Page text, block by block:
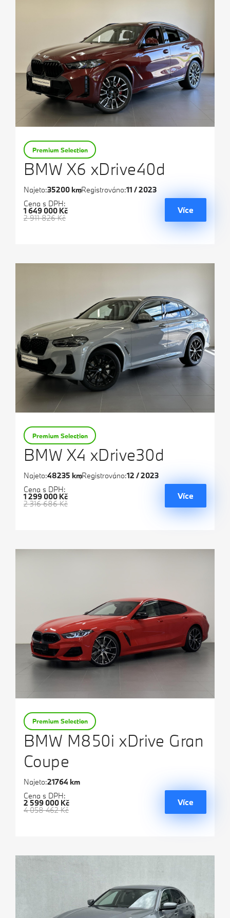
BMW X6 xDrive40d
Premium Selection
Najeto:35200 kmRegistrováno:11 / 2023
Cena s DPH:
2 911 826 Kč
1 649 000 Kč Více
BMW X4 xDrive30d
Premium Selection
Najeto:48235 kmRegistrováno:12 / 2023
Cena s DPH:
2 316 686 Kč
1 299 000 Kč Více
BMW M850i xDrive Gran
Coupe
Premium Selection
Najeto:21764 km
Cena s DPH:
4 058 462 Kč
2 599 000 Kč Více